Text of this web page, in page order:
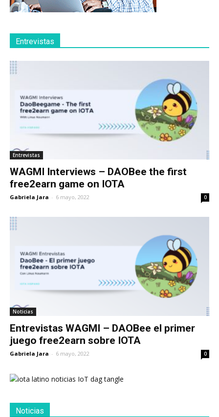
Entrevistas
Entrevistas
WAGMI Interviews – DAOBee the first
free2earn game on IOTA
Gabriela Jara - 6 mayo, 2022 0
Noticias
Entrevistas WAGMI – DAOBee el primer
juego free2earn sobre IOTA
Gabriela Jara - 6 mayo, 2022 0
Noticias